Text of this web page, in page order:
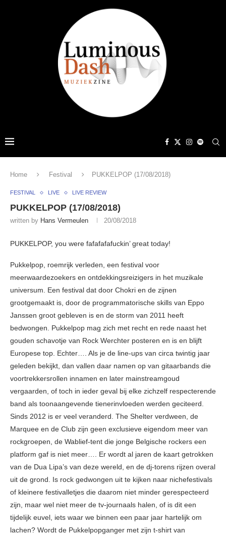
Home Festival PUKKELPOP (17/08/2018)
FESTIVAL LIVE LIVE REVIEW
PUKKELPOP (17/08/2018)
written by Hans Vermeulen 20/08/2018
PUKKELPOP, you were fafafafafuckin’ great today!
Pukkelpop, roemrijk verleden, een festival voor
meerwaardezoekers en ontdekkingsreizigers in het muzikale
universum. Een festival dat door Chokri en de zijnen
grootgemaakt is, door de programmatorische skills van Eppo
Janssen groot gebleven is en de storm van 2011 heeft
bedwongen. Pukkelpop mag zich met recht en rede naast het
gouden schavotje van Rock Werchter posteren en is en blijft
Europese top. Echter…. Als je de line-ups van circa twintig jaar
geleden bekijkt, dan vallen daar namen op van gitaarbands die
voortrekkersrollen innamen en later mainstreamgoud
vergaarden, of toch in ieder geval bij elke zichzelf respecterende
band als toonaangevende tienerinvloeden werden geciteerd.
Sinds 2012 is er veel veranderd. The Shelter verdween, de
Marquee en de Club zijn geen exclusieve eigendom meer van
rockgroepen, de Wablief-tent die jonge Belgische rockers een
platform gaf is niet meer…. Er wordt al jaren de kaart getrokken
van de Dua Lipa’s van deze wereld, en de dj-torens rijzen overal
uit de grond. Is rock gedwongen uit te kijken naar nichefestivals
of kleinere festivalletjes die daarom niet minder gerespecteerd
zijn, maar wel niet meer de tv-journaals halen, of is dit een
tijdelijk euvel, iets waar we binnen een paar jaar hartelijk om
lachen? Wordt de Pukkelpopganger met zijn t-shirt van